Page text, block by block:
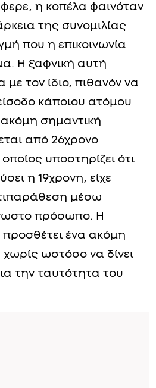
η κοπέλα φαινόταν
της συνομιλίας
που η επικοινωνία
Η ξαφνική αυτή
τον ίδιο, πιθανόν να
κάποιου ατόμου
σημαντική
από 26χρονο
υποστηρίζει ότι
η 19χρονη, είχε
μέσω
πρόσωπο. Η
ένα ακόμη
ωστόσο να δίνει
την ταυτότητα του